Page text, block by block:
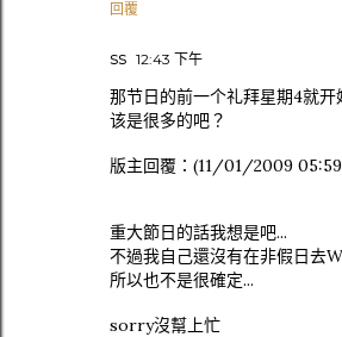
回覆
ss 12:43 下午
那节日的前一个礼拜星期4就
该是很多的吧？
版主回覆：(11/01/2009
重大節日的話我想是吧...
不過我自己還沒有在非假日去
所以也不是很確定...
sorry沒幫上忙